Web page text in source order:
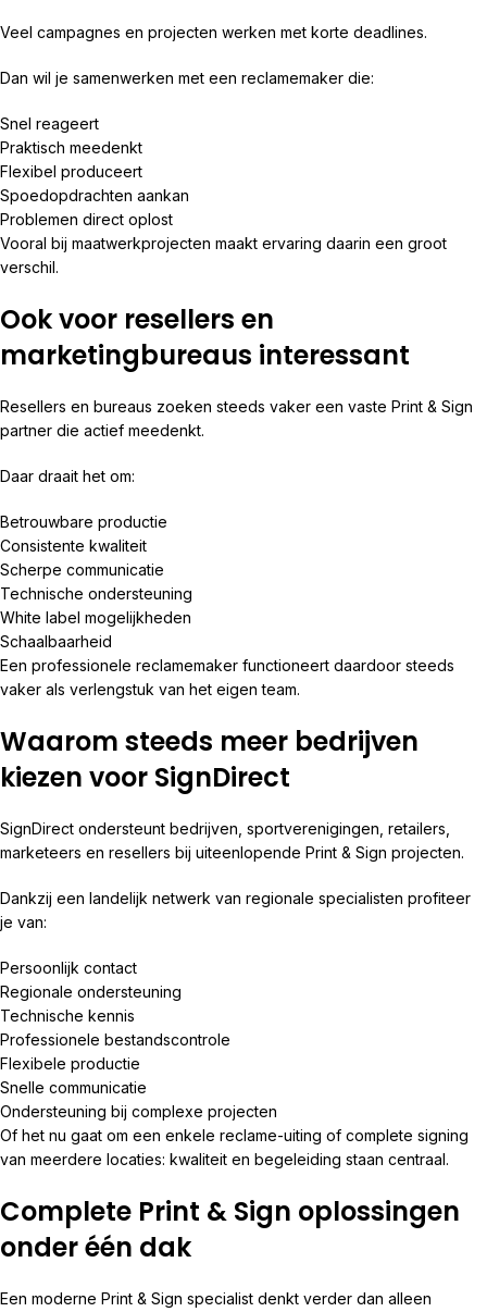
Veel campagnes en projecten werken met korte deadlines.
Dan wil je samenwerken met een reclamemaker die:
Snel reageert
Praktisch meedenkt
Flexibel produceert
Spoedopdrachten aankan
Problemen direct oplost
Vooral bij maatwerkprojecten maakt ervaring daarin een groot
verschil.
Ook voor resellers en
marketingbureaus interessant
Resellers en bureaus zoeken steeds vaker een vaste Print & Sign
partner die actief meedenkt.
Daar draait het om:
Betrouwbare productie
Consistente kwaliteit
Scherpe communicatie
Technische ondersteuning
White label mogelijkheden
Schaalbaarheid
Een professionele reclamemaker functioneert daardoor steeds
vaker als verlengstuk van het eigen team.
Waarom steeds meer bedrijven
kiezen voor SignDirect
SignDirect ondersteunt bedrijven, sportverenigingen, retailers,
marketeers en resellers bij uiteenlopende Print & Sign projecten.
Dankzij een landelijk netwerk van regionale specialisten profiteer
je van:
Persoonlijk contact
Regionale ondersteuning
Technische kennis
Professionele bestandscontrole
Flexibele productie
Snelle communicatie
Ondersteuning bij complexe projecten
Of het nu gaat om een enkele reclame-uiting of complete signing
van meerdere locaties: kwaliteit en begeleiding staan centraal.
Complete Print & Sign oplossingen
onder één dak
Een moderne Print & Sign specialist denkt verder dan alleen